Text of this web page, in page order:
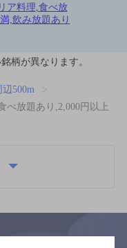
ア料理,食べ放
,飲み放題あり
柄が異なります。
500m
べ放題あり,2,000円以上